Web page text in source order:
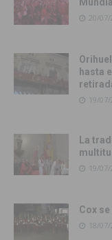
20/07/
hasta
19/
La
19/
Cox
18/